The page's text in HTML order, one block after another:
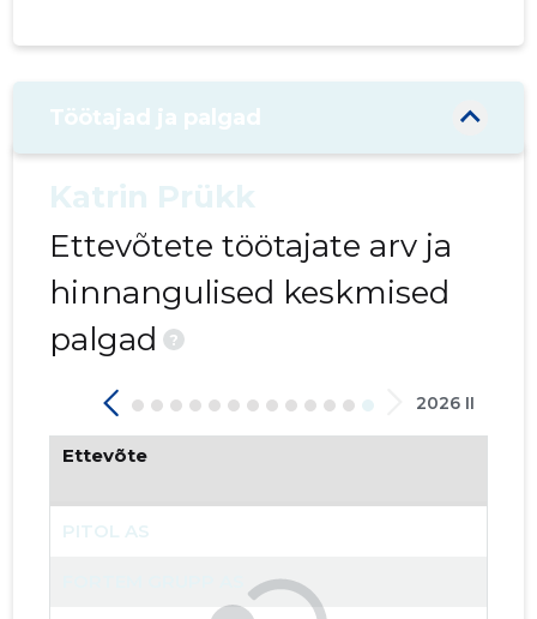
Töötajad ja palgad
Katrin Prükk
Ettevõtete töötajate arv ja
hinnangulised keskmised
palgad
?
2026 II
Ettevõte
PITOL AS